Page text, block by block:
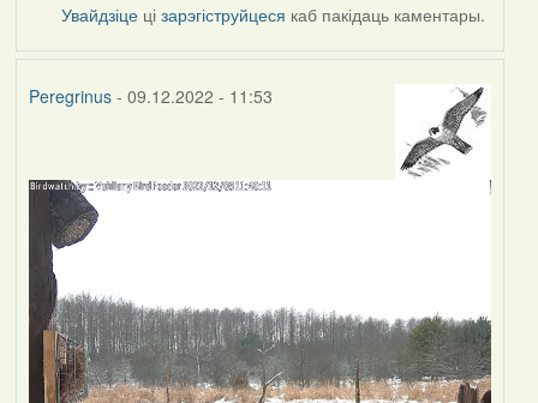
Увайдзіце цізарэгіструйцеся каб пакідаць каментары.
Peregrinus- 09.12.2022 - 11:53